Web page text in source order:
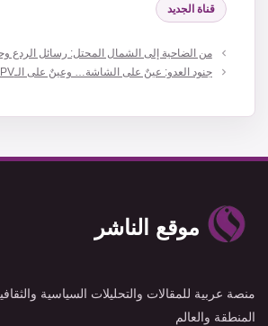
قناة الجديد
من الضاحية إلى الشمال المحتل: رسائل الردع
جنود العدو: عينٌ على الشاشة… وعينٌ على الـFPV
موقع الناشر
منصة عربية للمقالات والتحليلات السياسية
المنطقة والعالم